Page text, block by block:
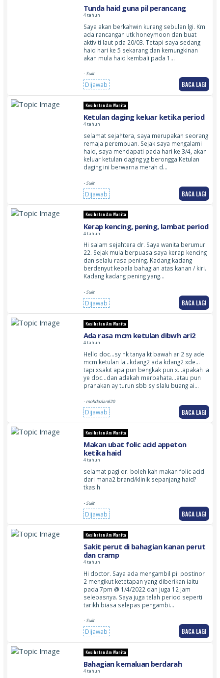
Tunda haid guna pil perancang
4 tahun
Saya akan berkahwin kurang sebulan lgi. Kmi
ada rancangan utk honeymoon dan buat
aktiviti laut pda 20/03. Tetapi saya sedang
haid hari ke 5 sekarang dan kemungkinan
akan mula haid kembali pada 1…
- Sulit
Dijawab BACA LAGI
Kesihatan Am Wanita
Ketulan daging keluar ketika period
4 tahun
selamat sejahtera, saya merupakan seorang
remaja perempuan. Sejak saya mengalami
haid, saya mendapati pada hari ke 3/4, akan
keluar ketulan daging yg berongga.Ketulan
daging ini berwarna merah d…
- Sulit
Dijawab BACA LAGI
Kesihatan Am Wanita
Kerap kencing, pening, lambat period
4 tahun
Hi salam sejahtera dr. Saya wanita berumur
22. Sejak mula berpuasa saya kerap kencing
dan selalu rasa pening. Kadang kadang
berdenyut kepala bahagian atas kanan / kiri.
Kadang kadang pening yang…
- Sulit
Dijawab BACA LAGI
Kesihatan Am Wanita
Ada rasa mcm ketulan dibwh ari2
4 tahun
Hello doc…sy nk tanya kt bawah ari2 sy ade
mcm ketulan la…kdang2 ada kdang2 xde…
tapi xsakit apa pun bengkak pun x…apakah ia
ye doc…dan adakah merbahata…atau pun
pranakan ay turun sbb sy slalu buang ai…
- mohdazlan620
Dijawab BACA LAGI
Kesihatan Am Wanita
Makan ubat folic acid appeton
ketika haid
4 tahun
selamat pagi dr. boleh kah makan folic acid
dari mana2 brand/klinik sepanjang haid?
tkasih
- Sulit
Dijawab BACA LAGI
Kesihatan Am Wanita
Sakit perut di bahagian kanan perut
dan cramp
4 tahun
Hi doctor. Saya ada mengambil pil postinor
2 mengikut ketetapan yang diberikan iaitu
pada 7pm @ 1/4/2022 dan juga 12 jam
selepasnya. Saya juga telah period seperti
tarikh biasa selepas pengambi…
- Sulit
Dijawab BACA LAGI
Kesihatan Am Wanita
Bahagian kemaluan berdarah
4 tahun